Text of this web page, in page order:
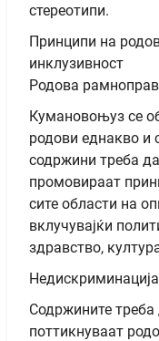
стереотипи.
Принципи на
инклузивност
Родова
Кумановоњуз се
родови еднакво и
содржини треба
промовираат
сите области на
вклучувајќи
здравство,
Содржините
поттикнуваат